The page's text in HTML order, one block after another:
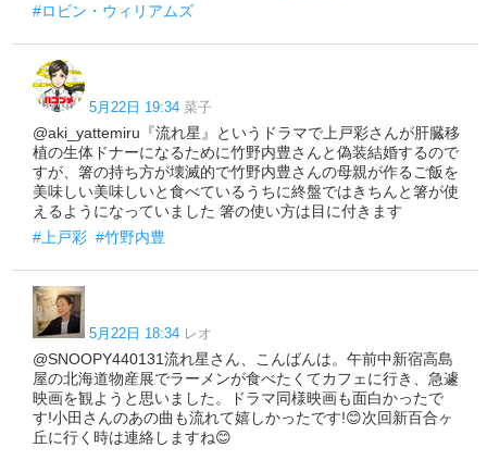
#ロビン・ウィリアムズ
5月22日 19:34 菜子
@aki_yattemiru『流れ星』というドラマで上戸彩さんが肝臓移
植の生体ドナーになるために竹野内豊さんと偽装結婚するので
すが、箸の持ち方が壊滅的で竹野内豊さんの母親が作るご飯を
美味しい美味しいと食べているうちに終盤ではきちんと箸が使
えるようになっていました 箸の使い方は目に付きます
#上戸彩 #竹野内豊
5月22日 18:34 レオ
@SNOOPY440131流れ星さん、こんばんは。午前中新宿高島
屋の北海道物産展でラーメンが食べたくてカフェに行き、急遽
映画を観ようと思いました。ドラマ同様映画も面白かったで
す!小田さんのあの曲も流れて嬉しかったです!😊次回新百合ヶ
丘に行く時は連絡しますね😊